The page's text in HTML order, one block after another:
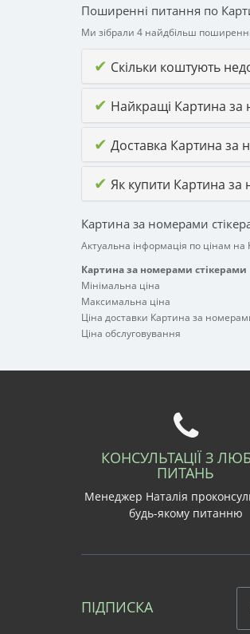
Поширенні питання по
Ми зібрали 4 найдбільш
✔ Скільки коштують
✔ Найкращі Картина за
✔ Доставка Картина за
✔ Як купити Картина
Картина за номерами
Актуальна інформація по цінам
Картина за номерами стікерами
Мінімальна ціна
Максимальна ціна
Ціна доставки Картина за
Ціна обслуговування
КОНСУЛЬТАЦІЇ З
ПИТАНЬ
Менеджер Наталія
будь-якому питанню
ПІДПИСКА